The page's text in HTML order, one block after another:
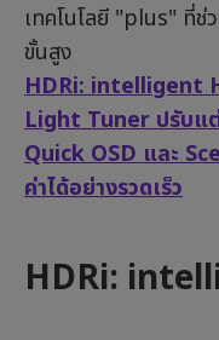
เทคโนโลยี "plus" ที่ช่
ขั้นสูง
HDRi: intelligent
Light Tuner ปรับแ
Quick OSD และ
ค่าได้อย่างรวดเร็ว
HDRi: